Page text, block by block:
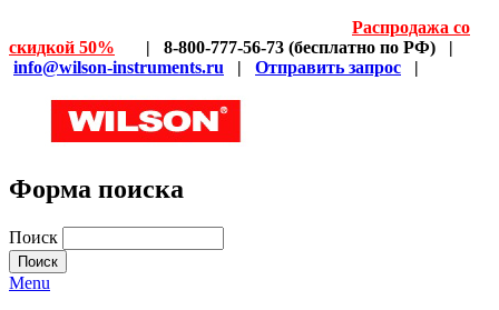
Распродажа со
скидкой 50% | 8-800-777-56-73 (бесплатно по РФ) |
info@wilson-instruments.ru | Отправить запрос |
Форма поиска
Поиск
Menu